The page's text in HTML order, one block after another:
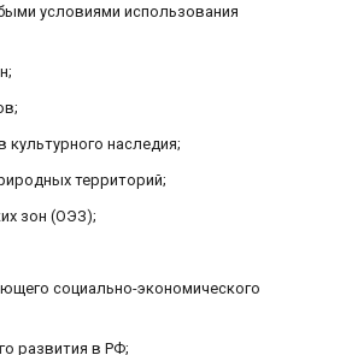
условиями использования
культурного наследия;
территорий;
зон (ОЭЗ);
социально-экономического
развития в РФ;